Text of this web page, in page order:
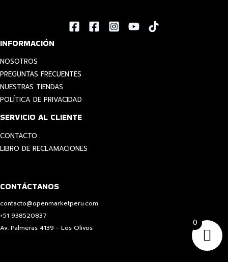
INFORMACIÓN
NOSOTROS
PREGUNTAS FRECUENTES
NUESTRAS TIENDAS
POLÍTICA DE PRIVACIDAD
SERVICIO AL CLIENTE
CONTACTO
LIBRO DE RECLAMACIONES
CONTÁCTANOS
contacto@openmarketperu.com
+51 938520837
Av. Palmeras 4139 - Los Olivos
0